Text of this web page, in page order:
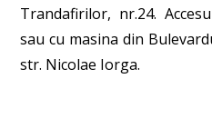
Trandafirilor, nr.24.
sau cu masina din
str. Nicolae Iorga.